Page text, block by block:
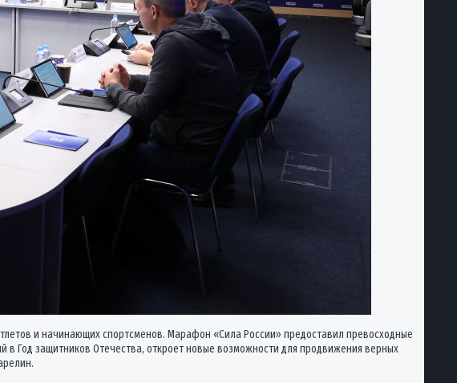
и начинающих спортсменов. Марафон «Сила России» предоставил превосходные
Год защитников Отечества, откроет новые возможности для продвижения верных